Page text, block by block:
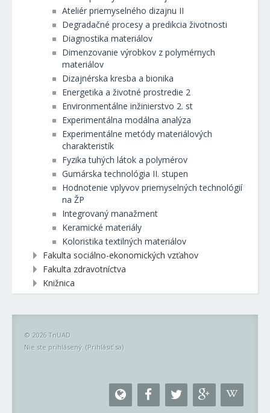
Ateliér priemyselného dizajnu II
Degradačné procesy a predikcia životnosti
Diagnostika materiálov
Dimenzovanie výrobkov z polymérnych
materiálov
Dizajnérska kresba a bionika
Energetika a životné prostredie 2
Environmentálne inžinierstvo 2. st
Experimentálna modálna analýza
Experimentálne metódy materiálových
charakteristík
Fyzika tuhých látok a polymérov
Gumárska technológia II. stupen
Hodnotenie vplyvov priemyselných technológií
na ŽP
Integrovaný manažment
Keramické materiály
Koloristika textilných materiálov
Fakulta sociálno-ekonomických vzťahov
Fakulta zdravotníctva
Knižnica
© 2026 TnUAD
Nie ste prihlásený. (Prihlásiť sa)